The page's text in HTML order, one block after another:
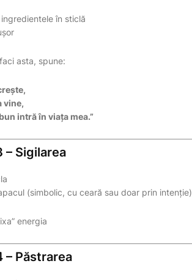
în sticlă
asta, spune:
vine,
intră în viața mea.”
– Sigilarea
(simbolic, cu ceară sau doar prin intenție)
energia
– Păstrarea